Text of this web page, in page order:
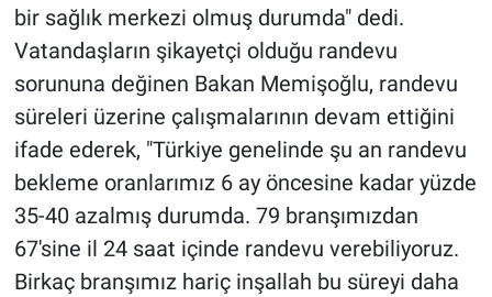
bir sağlık merkezi olmuş durumda" dedi.
Vatandaşların şikayetçi olduğu randevu
sorununa değinen Bakan Memişoğlu, randevu
süreleri üzerine çalışmalarının devam ettiğini
ifade ederek, "Türkiye genelinde şu an randevu
bekleme oranlarımız 6 ay öncesine kadar yüzde
35-40 azalmış durumda. 79 branşımızdan
67'sine il 24 saat içinde randevu verebiliyoruz.
Birkaç branşımız hariç inşallah bu süreyi daha